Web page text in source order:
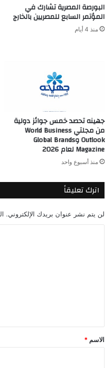
البورصة المصرية تشارك في
المؤتمر السابع للمصريين بالخارج
منذ 4 أيام
جهينه تحصد خمس جوائز دولية
من مجلتي World Business
Outlook وGlobal Brands
Magazine لعام 2026
منذ أسبوع واحد
اترك تعليقاً
لن يتم نشر عنوان بريدك الإلكتروني.
*
الاسم *